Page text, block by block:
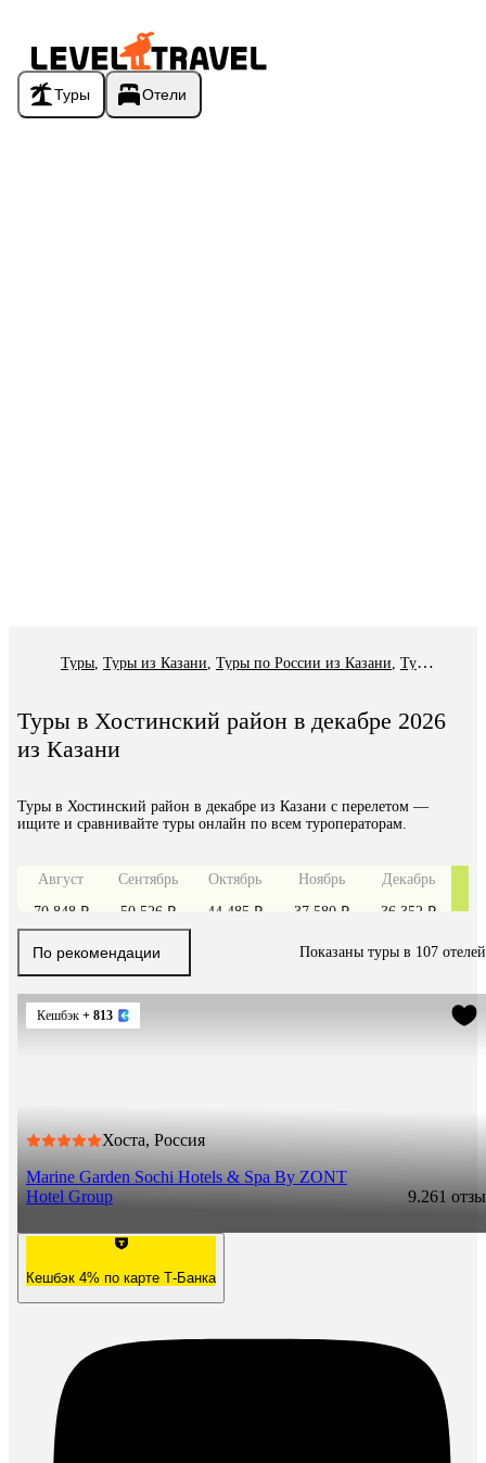
Туры Отели
Туры Туры из Казани Туры по России из Казани Туры в Хостинский район из Казани
Туры в Хостинский район в декабре 2026
из Казани
Туры в Хостинский район в декабре из Казани с перелетом —
ищите и сравнивайте туры онлайн по всем туроператорам.
Август
70 848 ₽
Сентябрь
50 526 ₽
Октябрь
44 485 ₽
Ноябрь
37 580 ₽
Декабрь
36 352 ₽
30
По рекомендации Показаны туры в 107 отелей
Кешбэк + 813
Хоста, Россия
Marine Garden Sochi Hotels & Spa By ZONT
Hotel Group
9.261
Кешбэк 4% по карте Т-Банка